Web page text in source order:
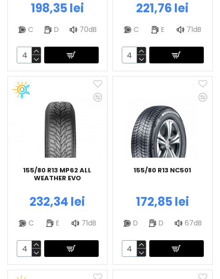
198,35 lei
C D 70dB
221,76 lei
C E 71dB
155/80 R13 MP62 ALL
WEATHER EVO
232,34 lei
C E 71dB
155/80 R13 NC501
172,85 lei
D D 67dB